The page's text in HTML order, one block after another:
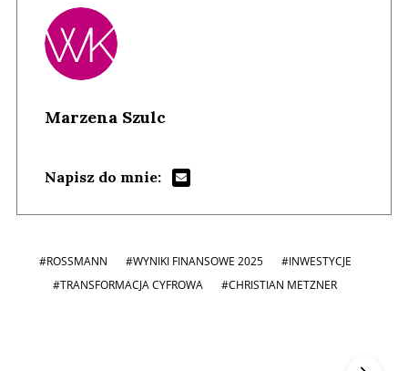
Marzena Szulc
Napisz do mnie:
#ROSSMANN #WYNIKI FINANSOWE 2025
#INWESTYCJE
#TRANSFORMACJA CYFROWA
#CHRISTIAN METZNER